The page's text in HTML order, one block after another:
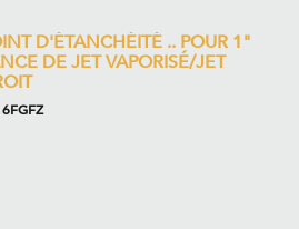
D'ÉTANCHÉITÉ .. POUR 1"
DE JET VAPORISÉ/JET